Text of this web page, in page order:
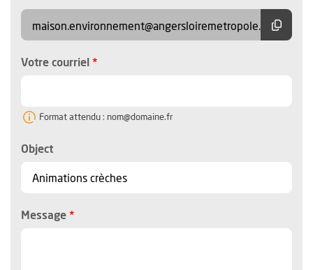
maison.environnement@angersloiremetropole.fr
Votre courriel, champ obligatoire
Format attendu : nom@domaine.fr
Object
Message, champ obligatoire